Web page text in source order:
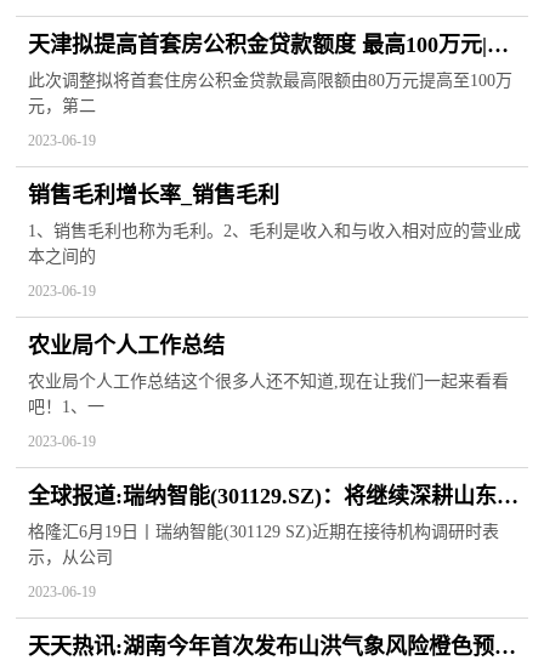
天津拟提高首套房公积金贷款额度 最高100万元|天
天快资讯
此次调整拟将首套住房公积金贷款最高限额由80万元提高至100万
元，第二
2023-06-19
销售毛利增长率_销售毛利
1、销售毛利也称为毛利。2、毛利是收入和与收入相对应的营业成
本之间的
2023-06-19
农业局个人工作总结
农业局个人工作总结这个很多人还不知道,现在让我们一起来看看
吧！1、一
2023-06-19
全球报道:瑞纳智能(301129.SZ)：将继续深耕山东市
场 积极拓展山东省外市场
格隆汇6月19日丨瑞纳智能(301129 SZ)近期在接待机构调研时表
示，从公司
2023-06-19
天天热讯:湖南今年首次发布山洪气象风险橙色预警